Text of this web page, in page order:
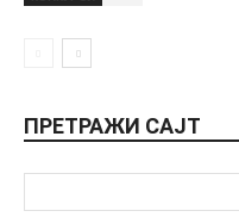
ПРЕТРАЖИ САЈТ